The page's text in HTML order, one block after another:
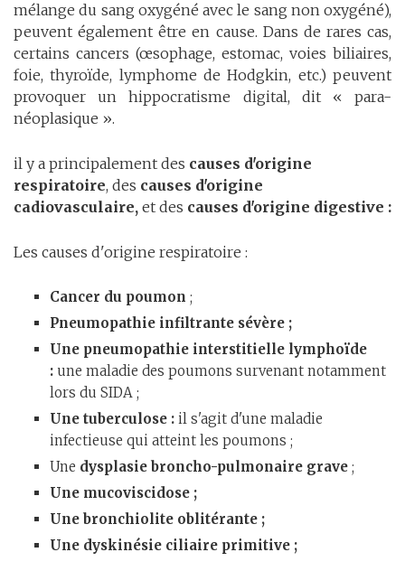
mélange du sang oxygéné avec le sang non oxygéné),
peuvent également être en cause. Dans de rares cas,
certains cancers (œsophage, estomac, voies biliaires,
foie, thyroïde, lymphome de Hodgkin, etc.) peuvent
provoquer un hippocratisme digital, dit « para-
néoplasique ».
il y a principalement des causes d'origine
respiratoire, des causes d'origine
cadiovasculaire, et des causes d'origine digestive :
Les causes d'origine respiratoire :
Cancer du poumon ;
Pneumopathie infiltrante sévère ;
Une pneumopathie interstitielle lymphoïde
: une maladie des poumons survenant notamment
lors du SIDA ;
Une tuberculose : il s'agit d'une maladie
infectieuse qui atteint les poumons ;
Une dysplasie broncho-pulmonaire grave ;
Une mucoviscidose ;
Une bronchiolite oblitérante ;
Une dyskinésie ciliaire primitive ;